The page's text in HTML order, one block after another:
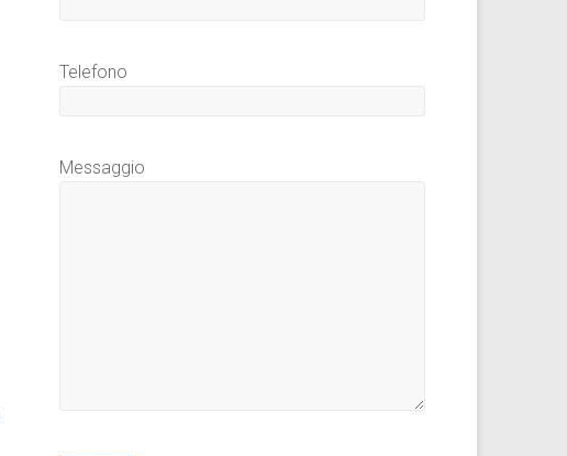
Telefono
Messaggio